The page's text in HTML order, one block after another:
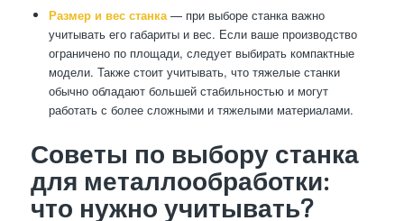
Размер и вес станка— при выборе станка важно
учитывать его габариты и вес. Если ваше производство
ограничено по площади, следует выбирать компактные
модели. Также стоит учитывать, что тяжелые станки
обычно обладают большей стабильностью и могут
работать с более сложными и тяжелыми материалами.
Советы по выбору станка
для металлообработки:
что нужно учитывать?